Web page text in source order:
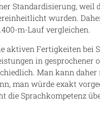
Standardisierung, weil
wurden.
m-Lauf vergleichen.
aktiven Fertigkeiten bei
in gesprochener
Man kann
man würde exakt
die Sprachkompetenz